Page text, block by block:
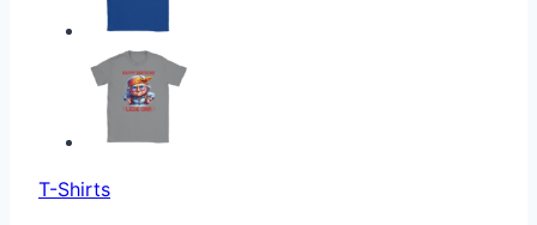
T-Shirts